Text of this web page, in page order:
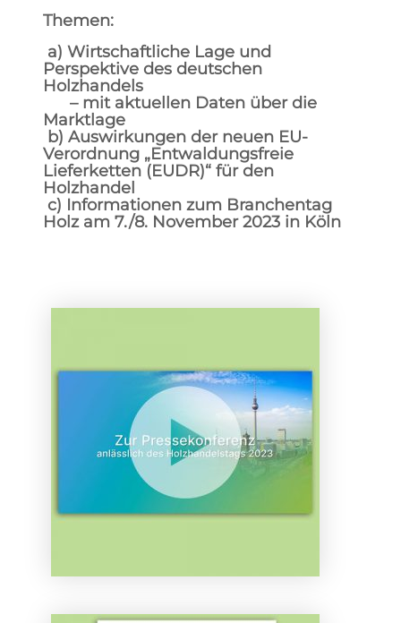
Themen:
a) Wirtschaftliche Lage und
Perspektive des deutschen
Holzhandels
– mit aktuellen Daten über die
Marktlage
b) Auswirkungen der neuen EU-
Verordnung „Entwaldungsfreie
Lieferketten (EUDR)“ für den
Holzhandel
c) Informationen zum Branchentag
Holz am 7./8. November 2023 in Köln